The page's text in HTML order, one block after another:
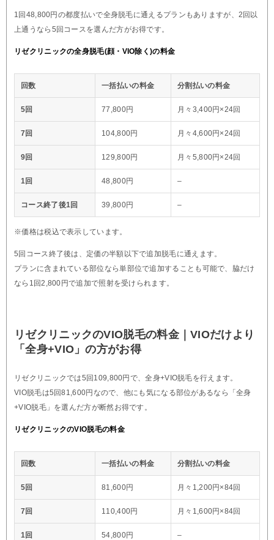
1回48,800円の都度払いで全身脱毛に通えるプランもありますが、2回以
上通うなら5回コースを選んだ方がお得です。
リゼクリニックの全身脱毛(顔・VIO除く)の料金
回数 一括払いの料金 分割払いの料金
5回 77,800円 月々3,400円×24回
7回 104,800円 月々4,600円×24回
9回 129,800円 月々5,800円×24回
1回 48,800円 –
コース終了後1回 39,800円 –
※価格は税込で表示しています。
5回コース終了後は、定価の半額以下で追加脱毛に通えます。
プランに含まれている部位なら単部位で追加することも可能で、脇だけ
なら1回2,800円で追加で照射を受けられます。
リゼクリニックのVIO脱毛の料金｜VIOだけより
「全身+VIO」の方がお得
リゼクリニックでは5回109,800円で、全身+VIO脱毛を行えます。
VIO脱毛は5回81,600円なので、他にも気になる部位があるなら「全身
+VIO脱毛」を選んだ方が断然お得です。
リゼクリニックのVIO脱毛の料金
回数 一括払いの料金 分割払いの料金
5回 81,600円 月々1,200円×84回
7回 110,400円 月々1,600円×84回
1回 54,800円 –